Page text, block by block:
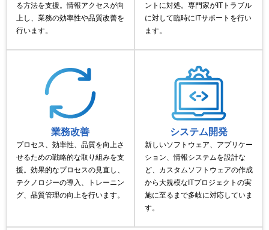
る方法を支援。情報アクセスが向
上し、業務の効率性や品質改善を
行います。
ントに対処。専門家がITトラブル
に対して臨時にITサポートを行い
ます。
業務改善
プロセス、効率性、品質を向上さ
せるための戦略的な取り組みを支
援。効果的なプロセスの見直し、
テクノロジーの導入、トレーニン
グ、品質管理の向上を行います。
システム開発
新しいソフトウェア、アプリケー
ション、情報システムを設計な
ど、カスタムソフトウェアの作成
から大規模なITプロジェクトの実
施に至るまで多岐に対応していま
す。